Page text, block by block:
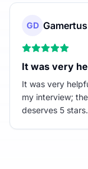
GD
It was very
It was very
my interview;
deserves 5 stars.